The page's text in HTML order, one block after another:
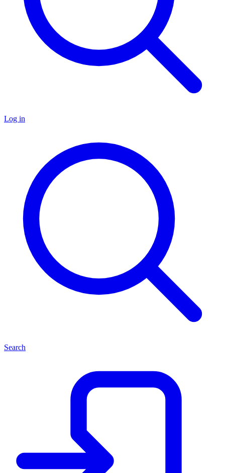
Log in
Search